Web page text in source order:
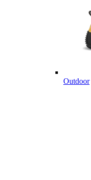
Outdoor